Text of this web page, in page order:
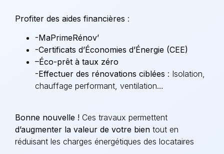
Profiter des aides financières :
-MaPrimeRénov’
-Certificats d’Économies d’Énergie (CEE)
–Éco-prêt à taux zéro
-Effectuer des rénovations ciblées : Isolation,
chauffage performant, ventilation…
Bonne nouvelle ! Ces travaux permettent
d’augmenter la valeur de votre bien tout en
réduisant les charges énergétiques des locataires